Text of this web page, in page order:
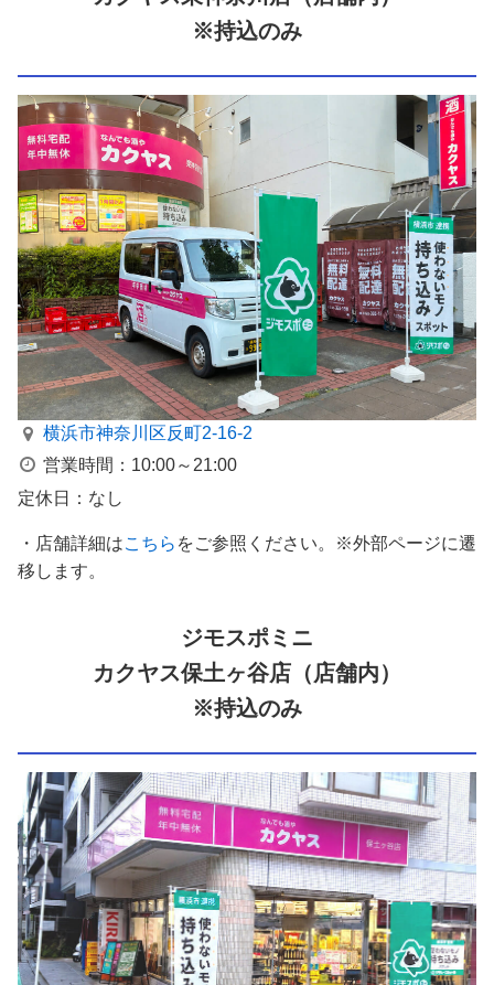
※持込のみ
横浜市神奈川区反町2-16-2
営業時間：10:00～21:00
定休日：なし
・店舗詳細はこちら をご参照ください。※外部ページに遷
移します。
ジモスポミニ
カクヤス保土ヶ谷店（店舗内）
※持込のみ